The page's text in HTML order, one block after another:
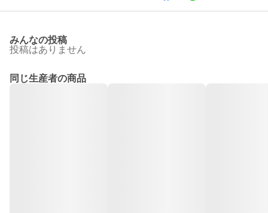
みんなの投稿
投稿はありません
同じ生産者の商品